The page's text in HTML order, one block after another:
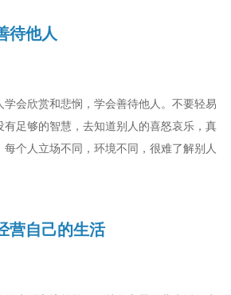
待他人
会欣赏和悲悯，学会善待他人。不要轻易
足够的智慧，去知道别人的喜怒哀乐，真
个人立场不同，环境不同，很难了解别人
营自己的生活